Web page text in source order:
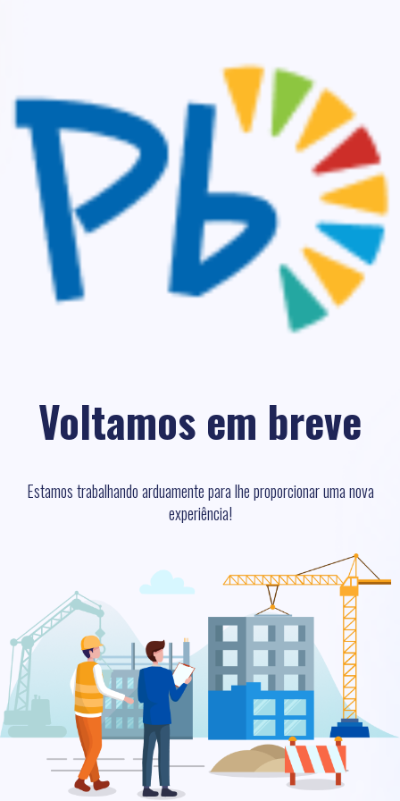
Voltamos em breve
Estamos trabalhando arduamente para lhe proporcionar uma nova
experiência!